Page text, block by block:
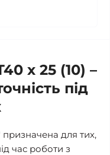
х 25 (10) –
під
призначена для тих,
час роботи з